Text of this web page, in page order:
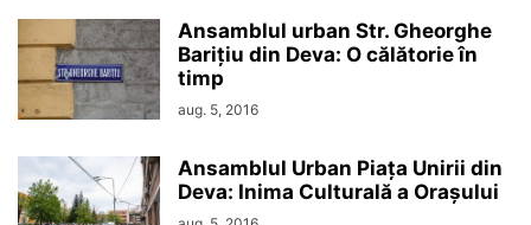
Ansamblul urban Str. Gheorghe
Barițiu din Deva: O călătorie în
timp
aug. 5, 2016
Ansamblul Urban Piața Unirii din
Deva: Inima Culturală a Orașului